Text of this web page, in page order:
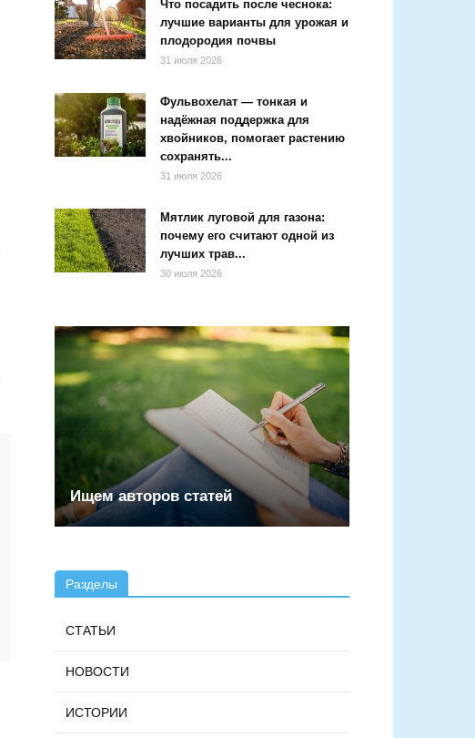
Что посадить после чеснока:
лучшие варианты для урожая и
плодородия почвы
31 июля 2026
Фульвохелат — тонкая и
надёжная поддержка для
хвойников, помогает растению
сохранять...
31 июля 2026
Мятлик луговой для газона:
почему его считают одной из
лучших трав...
30 июля 2026
Ищем авторов статей
Разделы
СТАТЬИ
НОВОСТИ
ИСТОРИИ